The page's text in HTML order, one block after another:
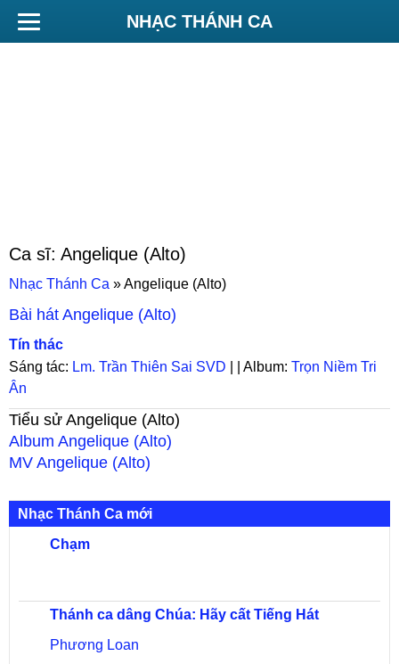
NHẠC THÁNH CA
Ca sĩ: Angelique (Alto)
Nhạc Thánh Ca »Angelique (Alto)
Bài hát Angelique (Alto)
Tín thác
Sáng tác: Lm. Trần Thiên Sai SVD | | Album: Trọn Niềm Tri
Ân
Tiểu sử Angelique (Alto)
Album Angelique (Alto)
MV Angelique (Alto)
Nhạc Thánh Ca mới
Chạm
Thánh ca dâng Chúa: Hãy cất Tiếng Hát
Phương Loan